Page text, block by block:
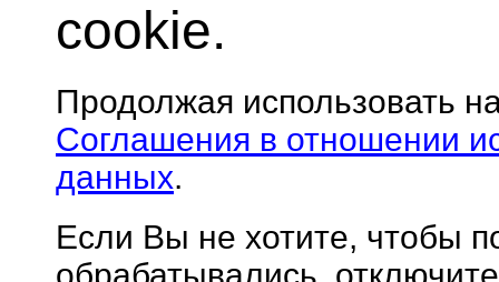
cookie.
Продолжая использовать
Соглашения в отношении
данных.
Если Вы не хотите, чтобы